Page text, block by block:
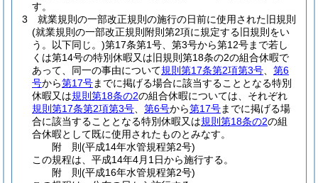
す。
3
就業規則の一部改正規則の施行の日前に使用された旧規則
(就業規則の一部改正規則附則第2項に規定する旧規則をい
う。以下同じ。)第17条第1号、第3号から第12号まで若し
くは第14号の特別休暇又は旧規則第18条の2の組合休暇で
あって、同一の事由について規則第17条第2項第3号
第6
号から第17号までに掲げる場合に該当することとなる特別
休暇又は規則第18条の2の組合休暇については、それぞれ
規則第17条第2項第3号
第6号から第17号までに掲げる場
合に該当することとなる特別休暇又は規則第18条の2の組
合休暇として既に使用されたものとみなす。
附 則(平成14年水管規程第2号)
この規程は、平成14年4月1日から施行する。
附 則(平成16年水管規程第2号)